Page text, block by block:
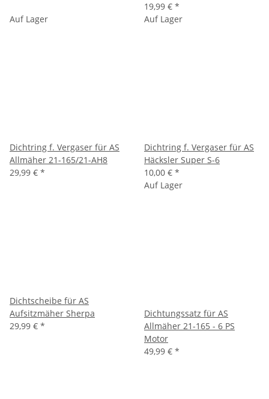
19,99 € *
Auf Lager
Dichtring f. Vergaser für AS
Allmäher 21-165/21-AH8
29,99 € *
Auf Lager
Dichtring f. Vergaser für AS
Häcksler Super S-6
10,00 € *
Dichtscheibe für AS
Aufsitzmäher Sherpa
29,99 € *
Auf Lager
Dichtungssatz für AS
Allmäher 21-165 - 6 PS
Motor
49,99 € *